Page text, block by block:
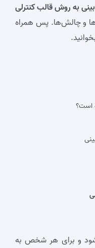
به روش قالب کنترلی
و چالش‌ها. پس همراه
است؟
و برای هر شخص به